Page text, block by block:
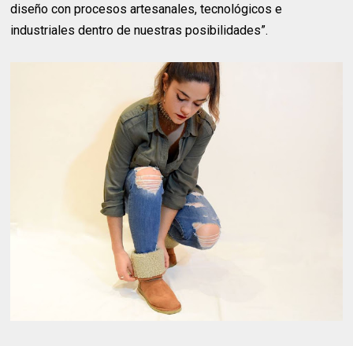
diseño con procesos artesanales, tecnológicos e
industriales dentro de nuestras posibilidades”.